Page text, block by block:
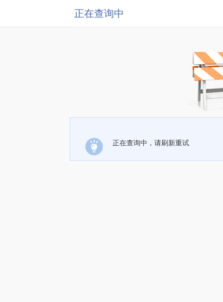
正在查询中
正在查询中，请刷新重试